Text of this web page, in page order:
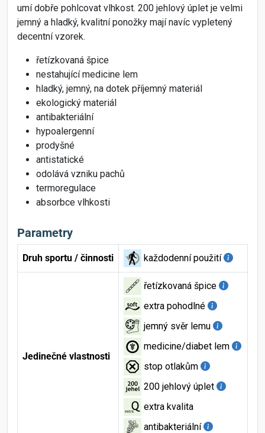
umí dobře pohlcovat vlhkost. 200 jehlový úplet je velmi
jemný a hladký, kvalitní ponožky mají navíc vypletený
decentní vzorek.
řetízkovaná špice
nestahující medicine lem
hladký, jemný, na dotek příjemný materiál
ekologický materiál
antibakteriální
hypoalergenní
prodyšné
antistatické
odolává vzniku pachů
termoregulace
absorbce vlhkosti
Parametry
Druh sportu / činnosti každodenní použití
Jedinečné vlastnosti
řetízkovaná špice
extra pohodlné
jemný svěr lemu
medicine/diabet lem
stop otlakům
200 jehlový úplet
extra kvalita
antibakteriální